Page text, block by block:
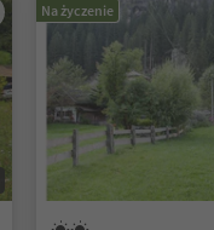
Na życzenie